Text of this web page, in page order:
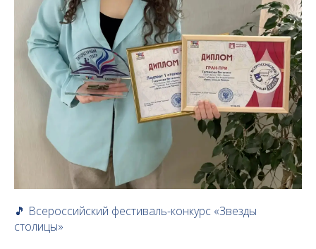
🎵 Всероссийский фестиваль-конкурс «Звезды
столицы»